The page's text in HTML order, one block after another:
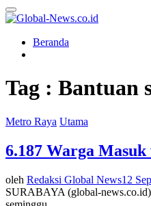
Primary
Menu
Beranda
Tag : Bantuan
Metro Raya Utama
6.187 Warga Masuk
oleh Redaksi Global News12
SURABAYA (global-news.co.id)